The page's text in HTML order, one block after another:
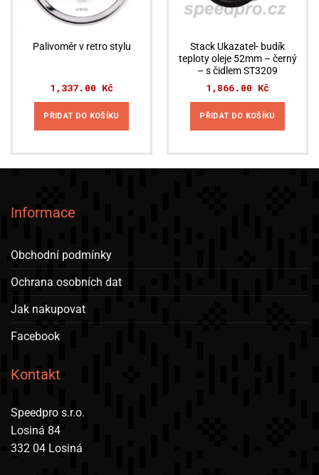
Palivoměr v retro stylu
1,337.00 Kč
PŘIDAT DO KOŠÍKU
Stack Ukazatel- budík
teploty oleje 52mm – černý
– s čidlem ST3209
1,866.00 Kč
PŘIDAT DO KOŠÍKU
Informace
Obchodní podmínky
Ochrana osobních dat
Jak nakupovat
Facebook
Kontakt
Speedpro s.r.o.
Losiná 84
332 04 Losiná